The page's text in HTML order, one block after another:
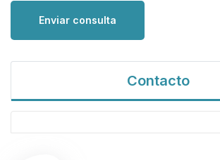
Enviar consulta
Contacto